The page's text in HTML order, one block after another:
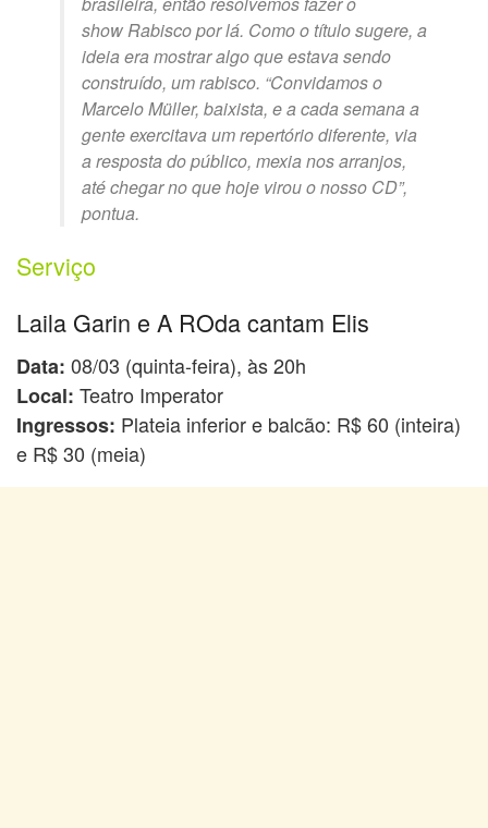
showRabiscopor lá. Como o título sugere, a
ideia era mostrar algo que estava sendo
construído, um rabisco. “Convidamos o
Marcelo Müller, baixista, e a cada semana a
gente exercitava um repertório diferente, via
a resposta do público, mexia nos arranjos,
até chegar no que hoje virou o nosso CD”,
pontua.
Serviço
Laila Garin e A ROda cantam Elis
Data: 08/03 (quinta-feira), às 20h
Local: Teatro Imperator
Ingressos: Plateia inferior e balcão: R$ 60 (inteira)
e R$ 30 (meia)